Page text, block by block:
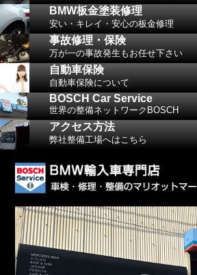
BMW板金塗装修理
安い・キレイ・安心の板金修理
事故修理・保険
万が一の事故発生もお任せ下さい
自動車保険
自動車保険について
BOSCH Car Service
世界の整備ネットワークBOSCH
アクセス方法
弊社整備工場へはこちら